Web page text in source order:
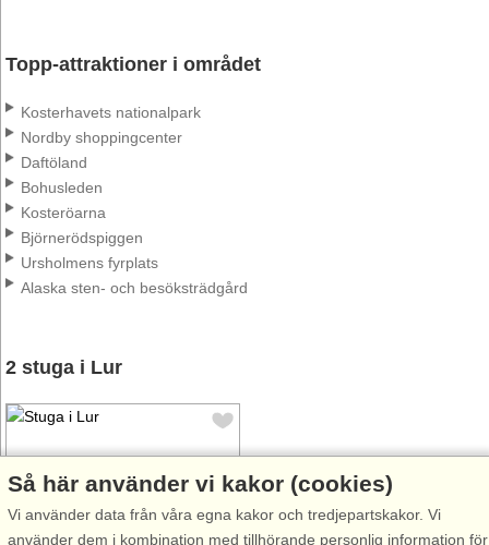
Topp-attraktioner i området
Kosterhavets nationalpark
Nordby shoppingcenter
Daftöland
Bohusleden
Kosteröarna
Björnerödspiggen
Ursholmens fyrplats
Alaska sten- och besöksträdgård
2 stuga i Lur
Så här använder vi kakor (cookies)
Vi använder data från våra egna kakor och tredjepartskakor. Vi
använder dem i kombination med tillhörande personlig information för